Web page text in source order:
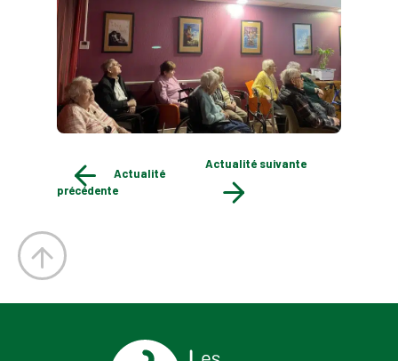
Actualité
précédente
Actualité suivante